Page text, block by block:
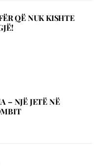
QË NUK KISHTE
– NJЁ JETЁ NЁ